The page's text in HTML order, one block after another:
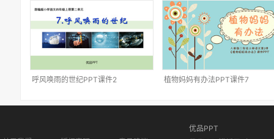
呼风唤雨的世纪PPT课件2 植物妈妈有办法PPT课件7
优品PPT